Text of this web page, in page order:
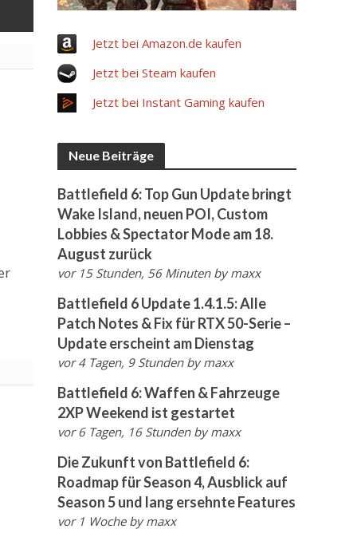
Jetzt bei Amazon.de kaufen
Jetzt bei Steam kaufen
Jetzt bei Instant Gaming kaufen
Neue Beiträge
Battlefield 6: Top Gun Update bringt
Wake Island, neuen POI, Custom
Lobbies & Spectator Mode am 18.
August zurück
vor 15 Stunden, 56 Minuten bymaxx
Battlefield 6 Update 1.4.1.5: Alle
Patch Notes & Fix für RTX 50-Serie –
Update erscheint am Dienstag
vor 4 Tagen, 9 Stunden bymaxx
Battlefield 6: Waffen & Fahrzeuge
2XP Weekend ist gestartet
vor 6 Tagen, 16 Stunden bymaxx
Die Zukunft von Battlefield 6:
Roadmap für Season 4, Ausblick auf
Season 5 und lang ersehnte Features
vor 1 Woche bymaxx